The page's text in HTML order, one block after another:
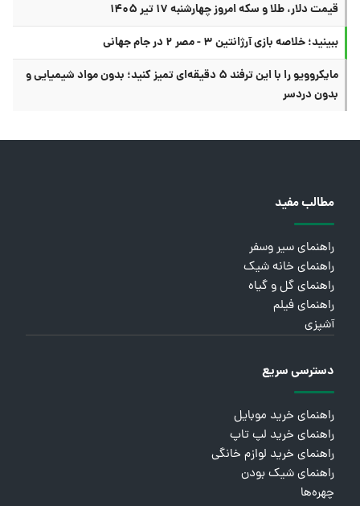
قیمت دلار، طلا و سکه امروز چهارشنبه ۱۷ تیر ۱۴۰۵
ببینید؛ خلاصه بازی آرژانتین ۳ - مصر ۲ در جام جهانی
مایکروویو را با این ترفند ۵ دقیقه‌ای تمیز کنید؛ بدون مواد شیمیایی و
بدون دردسر
مطالب مفید
راهنمای سیر وسفر
راهنمای خانه شیک
راهنمای گل و گیاه
راهنمای فیلم
آشپزی
دسترسی سریع
راهنمای خرید موبایل
راهنمای خرید لپ تاپ
راهنمای خرید لوازم خانگی
راهنمای شیک بودن
چهره‌ها